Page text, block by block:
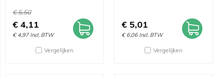
€5,50
€ 4,11
€ 4,97 Incl. BTW
Vergelijken
€ 5,01
€ 6,06 Incl. BTW
Vergelijken